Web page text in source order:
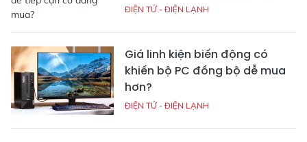
ĐIỆN TỬ - ĐIỆN LẠNH
Giá linh kiện biến động có
khiến bộ PC đồng bộ dễ mua
hơn?
ĐIỆN TỬ - ĐIỆN LẠNH